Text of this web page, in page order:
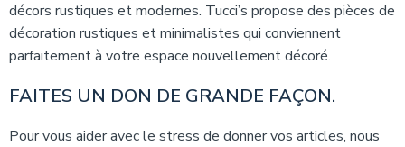
décors rustiques et modernes. Tucci’s propose des pièces de
décoration rustiques et minimalistes qui conviennent
parfaitement à votre espace nouvellement décoré.
FAITES UN DON DE GRANDE FAÇON.
Pour vous aider avec le stress de donner vos articles, nous